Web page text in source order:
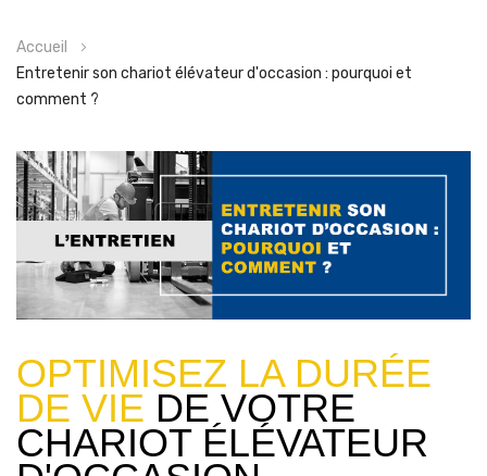
au
contenu
Accueil
Entretenir son chariot élévateur d'occasion : pourquoi et
comment ?
OPTIMISEZ LA DURÉE
DE VIE DE VOTRE
CHARIOT ÉLÉVATEUR